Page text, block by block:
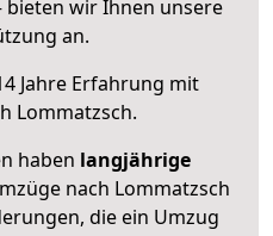
bieten wir Ihnen unsere
an.
Jahre Erfahrung mit
Lommatzsch.
haben langjährige
nach Lommatzsch
die ein Umzug